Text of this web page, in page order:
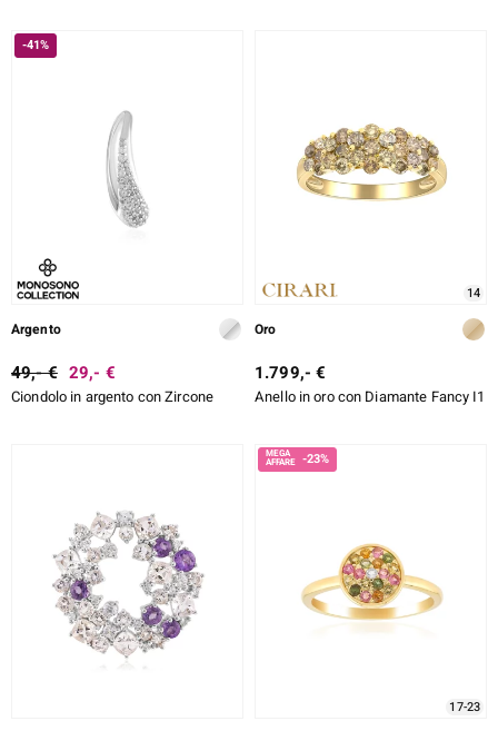
-41%
Argento
49,- € 29,- €
Ciondolo in argento con Zircone
14
Oro
1.799,- €
Anello in oro con Diamante Fancy I1
-23%
17-23